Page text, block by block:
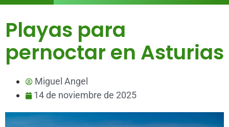
Playas para
pernoctar en Asturias
Miguel Angel
14 de noviembre de 2025